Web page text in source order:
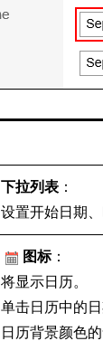
下拉列表 ：
设置开始日期
图标：
将显示日历。
单击日历中的
日历背景颜色